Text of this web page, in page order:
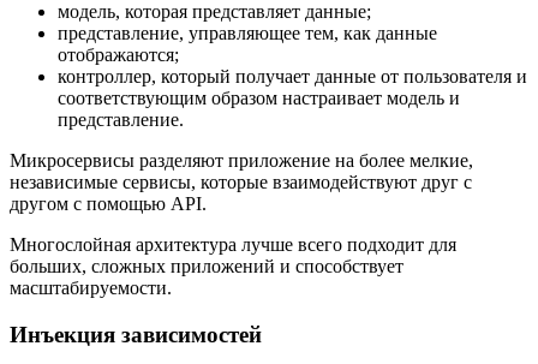
модель, которая представляет данные;
представление, управляющее тем, как данные
отображаются;
контроллер, который получает данные от пользователя и
соответствующим образом настраивает модель и
представление.
Микросервисы разделяют приложение на более мелкие,
независимые сервисы, которые взаимодействуют друг с
другом с помощью API.
Многослойная архитектура лучше всего подходит для
больших, сложных приложений и способствует
масштабируемости.
Инъекция зависимостей